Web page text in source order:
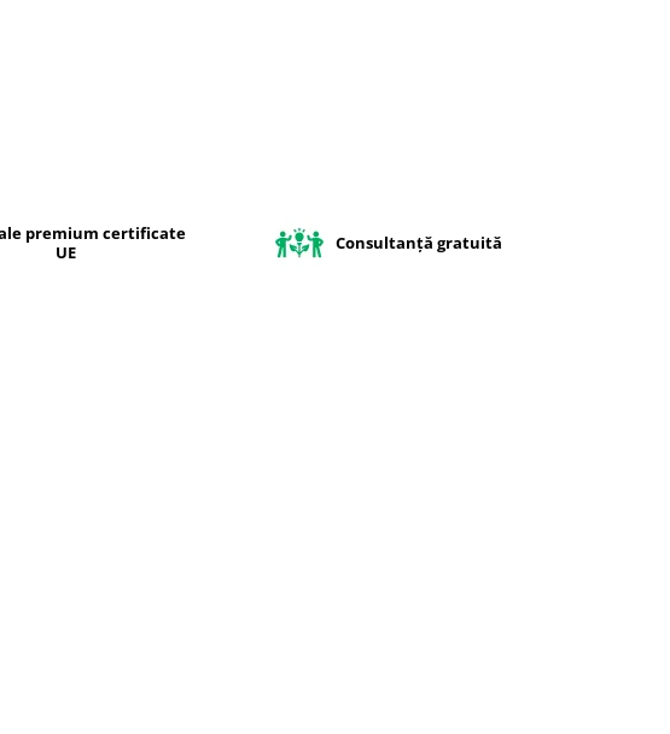
premium certificate
UE
Consultanță gratuită